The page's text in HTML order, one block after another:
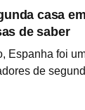
casa
de saber
Espanha foi
de